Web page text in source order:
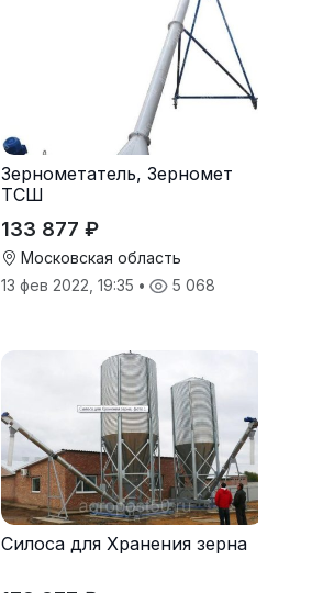
Зернометатель, Зерномет
ТСШ
133 877 ₽
Московская область
13 фев 2022, 19:35 • 5 068
Силоса для Хранения зерна